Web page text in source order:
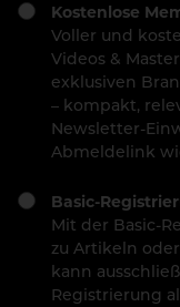
Kostenlose
Voller und
Videos &
exklusiven
– kompakt,
Newsletter-
Abmeldelink
Basic-
Mit der Basic-
zu Artikeln
kann
Registrierung